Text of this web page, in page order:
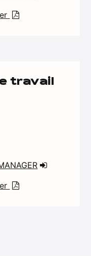
travail